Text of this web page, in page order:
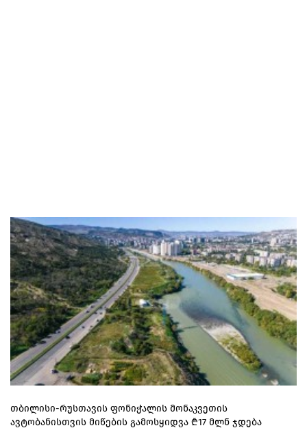
თბილისი-რუსთავის ფონიჭალის მონაკვეთის
ავტობანისთვის მიწების გამოსყიდვა ₾17 მლნ ჯდება